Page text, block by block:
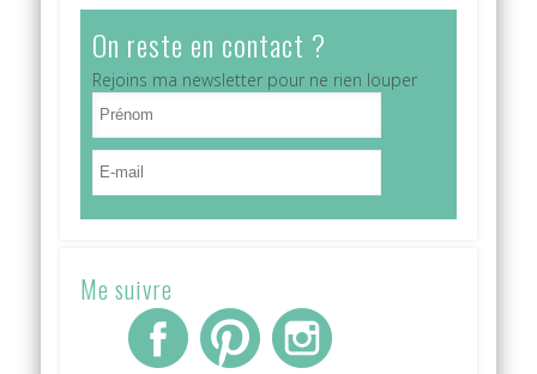
On reste en contact ?
Rejoins ma newsletter pour ne rien louper
Me suivre